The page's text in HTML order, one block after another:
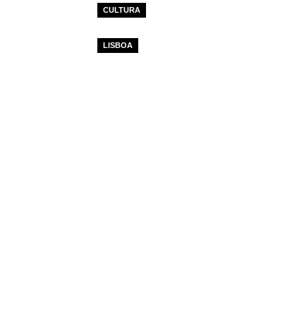
CULTURA
LISBOA